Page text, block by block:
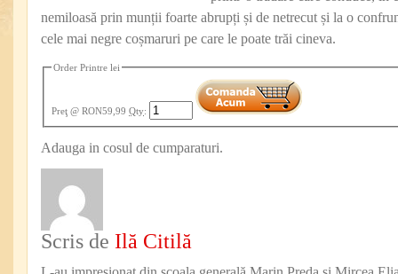
nemiloasă prin munții foarte abrupți și de netrecut și la o
cele mai negre coșmaruri pe care le poate trăi cineva.
Order Printre lei
Preţ @ RON59,99 Qty:
Adauga in cosul de cumparaturi.
Scris de Ilă Citilă